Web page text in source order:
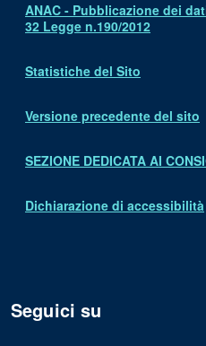
ANAC - Pubblicazione dei
32 Legge n.190/2012
Statistiche del Sito
Versione precedente del sito
SEZIONE DEDICATA AI
Dichiarazione di accessibilità
Seguici su